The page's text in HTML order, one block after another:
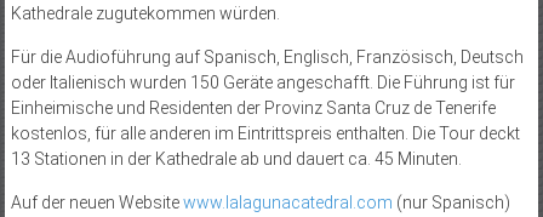
Kathedrale zugutekommen würden.
Für die Audioführung auf Spanisch, Englisch, Französisch, Deutsch
oder Italienisch wurden 150 Geräte angeschafft. Die Führung ist für
Einheimische und Residenten der Provinz Santa Cruz de Tenerife
kostenlos, für alle anderen im Eintrittspreis enthalten. Die Tour deckt
13 Stationen in der Kathedrale ab und dauert ca. 45 Minuten.
Auf der neuen Websitewww.lalagunacatedral.com (nur Spanisch)